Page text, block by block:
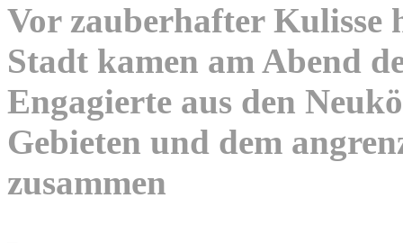
Vor zauberhafter Kulisse
Stadt kamen am Abend
Engagierte aus den
Gebieten und dem
zusammen